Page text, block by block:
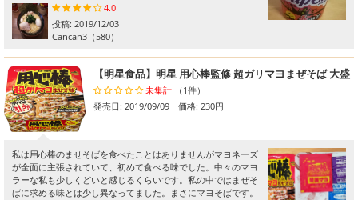
4.0
投稿: 2019/12/03
Cancan3 （580）
【明星食品】明星 用心棒監修 超ガリマヨまぜそば 大盛
未集計 （1件）
発売日: 2019/09/09 価格: 230円
私は用心棒のませそばを食べたことはありませんがマヨネーズ
が全面に主張されていて、初めて食べる味でした。中々のマヨ
ラーな私も少しくどいと感じるくらいです。私の中ではまぜそ
ばに求める味とは少し異なってました。まさにマヨそばです。